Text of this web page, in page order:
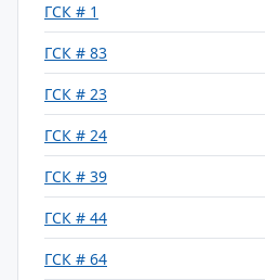
ГСК # 1
ГСК # 83
ГСК # 23
ГСК # 24
ГСК # 39
ГСК # 44
ГСК # 64